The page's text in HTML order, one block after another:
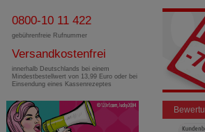
0800-10 11 422
gebührenfreie Rufnummer
Versandkostenfrei
innerhalb Deutschlands bei einem
Mindestbestellwert von 13,99 Euro oder bei
Einsendung eines Kassenrezeptes